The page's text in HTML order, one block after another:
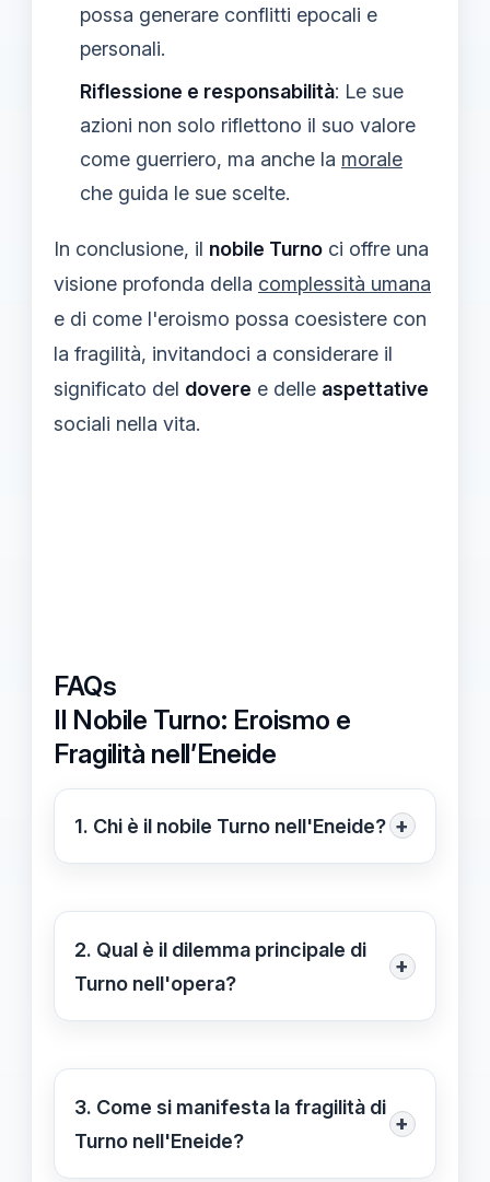
possa generare conflitti epocali e
personali.
Riflessione e responsabilità: Le sue
azioni non solo riflettono il suo valore
come guerriero, ma anche la morale
che guida le sue scelte.
In conclusione, il nobile Turno ci offre una
visione profonda della complessità umana
e di come l'eroismo possa coesistere con
la fragilità, invitandoci a considerare il
significato del dovere e delle aspettative
sociali nella vita.
FAQs
Il Nobile Turno: Eroismo e
Fragilità nell’Eneide
1. Chi è il nobile Turno nell'Eneide? +
Il nobile Turno è un personaggio
rappresentando l'eroismo e la fragilità
umana. È un antagonista di Enea e
propri ideali.
2. Qual è il dilemma principale di
Turno nell'opera?
+
Il dilemma principale di Turno
del dovere verso il popolo e le sue
aspirazioni personali. Questo conflitto
3. Come si manifesta la fragilità di
Turno nell'Eneide?
+